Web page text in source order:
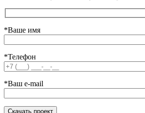
*Ваше имя
*Телефон
*Ваш e-mail